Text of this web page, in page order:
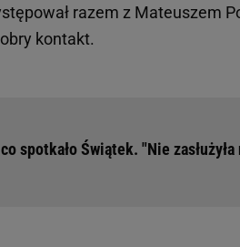
razem z Mateuszem
kontakt.
spotkało Świątek. "Nie